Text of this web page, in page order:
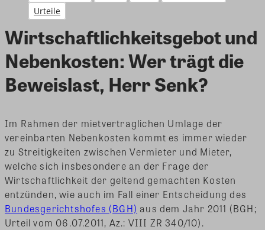
Urteile
Wirtschaftlichkeitsgebot und
Nebenkosten: Wer trägt die
Beweislast, Herr Senk?
Im Rahmen der mietvertraglichen Umlage der
vereinbarten Nebenkosten kommt es immer wieder
zu Streitigkeiten zwischen Vermieter und Mieter,
welche sich insbesondere an der Frage der
Wirtschaftlichkeit der geltend gemachten Kosten
entzünden, wie auch im Fall einer Entscheidung des
Bundesgerichtshofes (BGH) aus dem Jahr 2011 (BGH;
Urteil vom 06.07.2011, Az.: VIII ZR 340/10).